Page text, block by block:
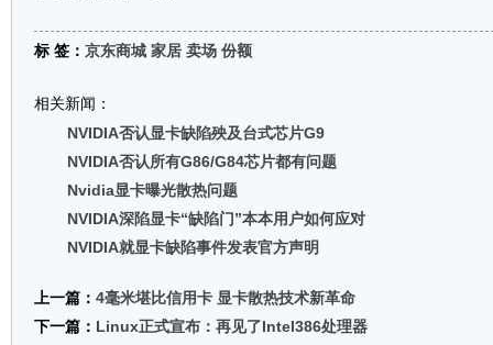
标 签： 京东商城 家居 卖场 份额
相关新闻：
NVIDIA否认显卡缺陷殃及台式芯片G9
NVIDIA否认所有G86/G84芯片都有问题
Nvidia显卡曝光散热问题
NVIDIA深陷显卡“缺陷门”本本用户如何应对
NVIDIA就显卡缺陷事件发表官方声明
上一篇： 4毫米堪比信用卡 显卡散热技术新革命
下一篇： Linux正式宣布：再见了Intel386处理器